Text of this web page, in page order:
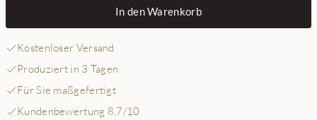
In den Warenkorb
Kostenloser Versand
Produziert in 3 Tagen
Für Sie maßgefertigt
Kundenbewertung 8,7/10